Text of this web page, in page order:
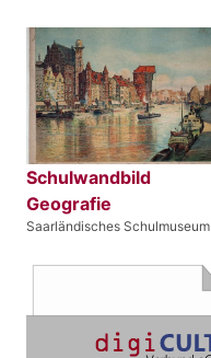
Schulwandbild
Geografie
Saarländisches Schulmuseum